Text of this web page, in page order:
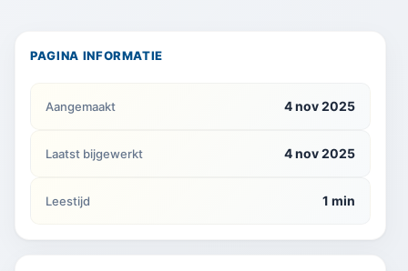
PAGINA INFORMATIE
Aangemaakt 4 nov 2025
Laatst bijgewerkt 4 nov 2025
Leestijd 1 min